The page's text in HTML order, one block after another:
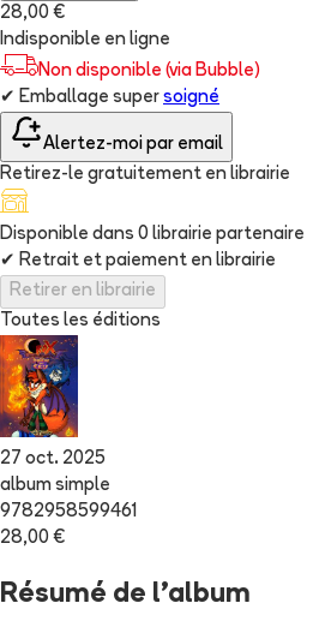
28,00 €
Indisponible en ligne
Non disponible (via Bubble)
✔ Emballage super soigné
Alertez-moi par email
Retirez-le gratuitement en librairie
Disponible dans 0 librairie partenaire
✔ Retrait et paiement en librairie
Retirer en librairie
Toutes les éditions
27 oct. 2025
album simple
9782958599461
28,00 €
Résumé de l'album